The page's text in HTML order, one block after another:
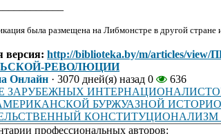
была размещена на Либмонстре в другой стране
версия: http://biblioteka.by/m/articles/
РЕВОЛЮЦИИ
Онлайн · 3070 дней(я) назад 0
636
ЗАРУБЕЖНЫХ
БУРЖУАЗНОЙ
КОНСТИТУЦИОНАЛИЗМ
профессиональных авторов: